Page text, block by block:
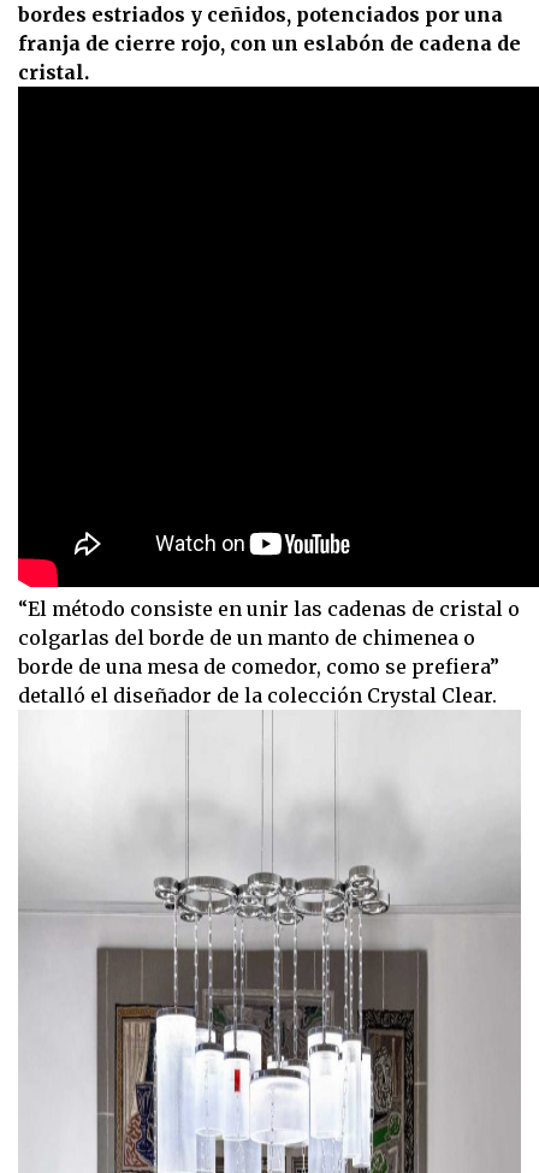
bordes estriados y ceñidos, potenciados por una
franja de cierre rojo, con un eslabón de cadena de
cristal.
“El método consiste en unir las cadenas de cristal o
colgarlas del borde de un manto de chimenea o
borde de una mesa de comedor, como se prefiera”
detalló el diseñador de la colección Crystal Clear.